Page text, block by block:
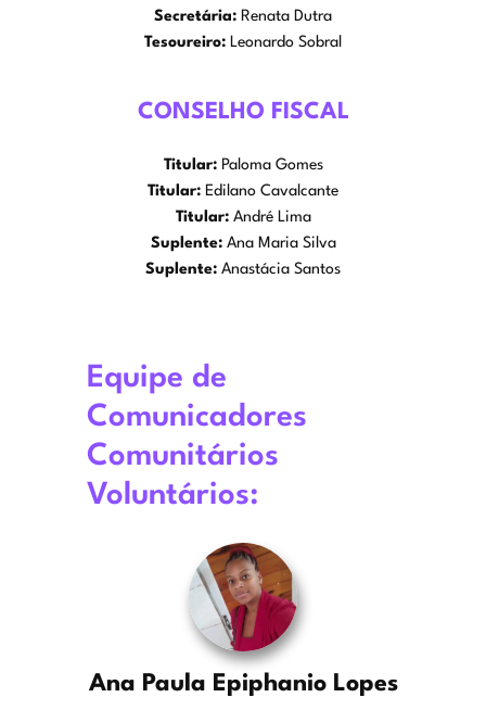
Secretária: Renata Dutra
Tesoureiro: Leonardo Sobral
CONSELHO FISCAL
Titular:Paloma Gomes
Titular: Edilano Cavalcante
Titular:André Lima
Suplente: Ana Maria Silva
Suplente: Anastácia Santos
Equipe de
Comunicadores
Comunitários
Voluntários:
Ana Paula Epiphanio Lopes